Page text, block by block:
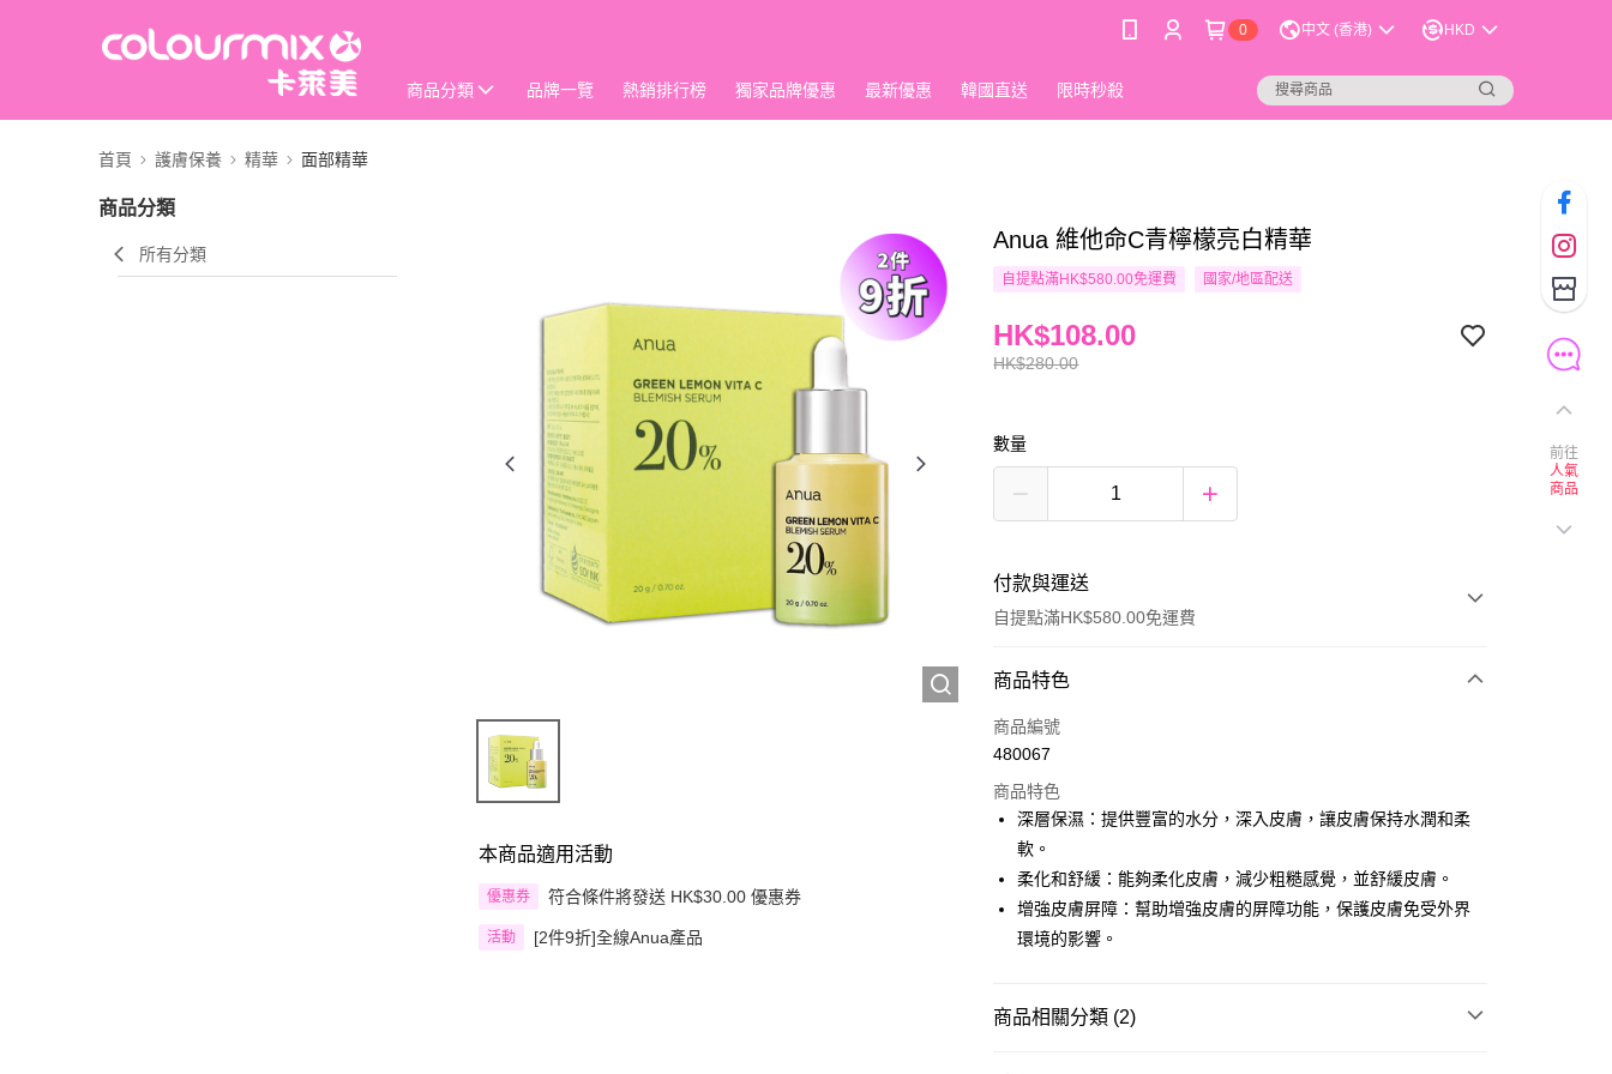
0 中文 (香港) HKD
商品分類 品牌一覽 熱銷排行榜 獨家品牌優惠 最新優惠 韓國直送 限時秒殺
首頁 護膚保養 精華 面部精華
商品分類
所有分類
本商品適用活動
優惠券 符合條件將發送 HK$30.00 優惠券
活動 [2件9折]全線Anua產品
Anua 維他命C青檸檬亮白精華
自提點滿HK$580.00免運費 國家/地區配送
HK$280.00
HK$108.00
數量
付款與運送
自提點滿HK$580.00免運費
付款方式
信用卡
Google Pay
AlipayHK
PayMe
WeChat Pay
相關說明
商品特色
商品編號
480067
商品特色
深層保濕：提供豐富的水分，深入皮膚，讓皮膚保持水潤和柔
軟。
柔化和舒緩：能夠柔化皮膚，減少粗糙感覺，並舒緩皮膚。
增強皮膚屏障：幫助增強皮膚的屏障功能，保護皮膚免受外界
環境的影響。
商品相關分類 (2)
前往
人氣
商品